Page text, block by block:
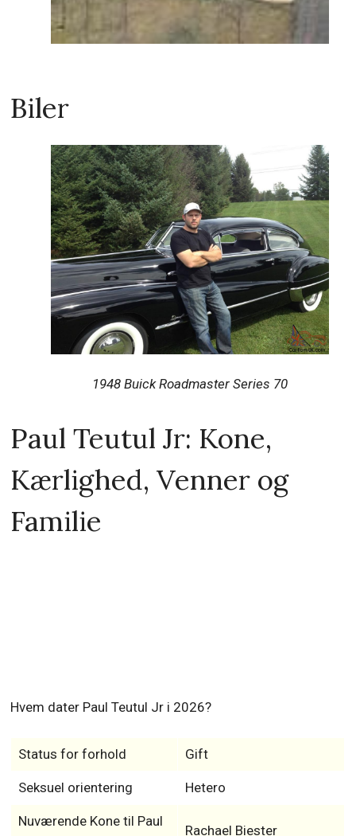
Biler
1948 Buick Roadmaster Series 70
Paul Teutul Jr: Kone,
Kærlighed, Venner og
Familie
Hvem dater Paul Teutul Jr i 2026?
Status for forhold Gift
Seksuel orientering Hetero
Nuværende Kone til Paul
Rachael Biester